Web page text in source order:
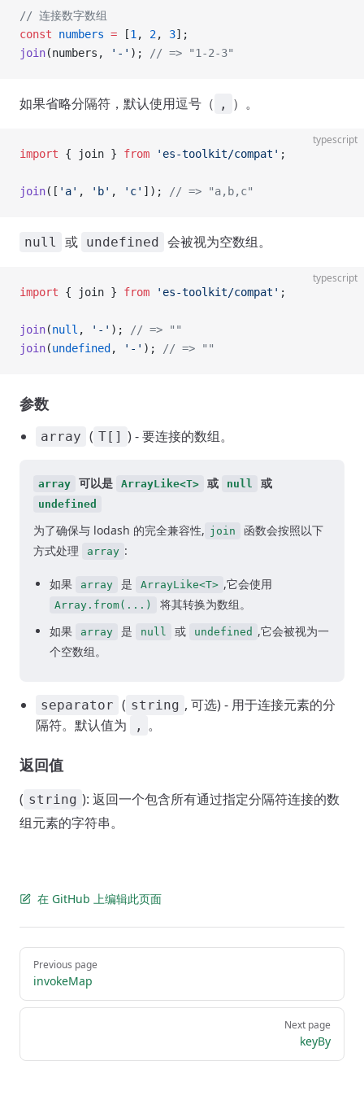
// 连接数字数组
const numbers = [1 , 2, 3];
join(numbers, '-' ); // => "1-2-3"
如果省略分隔符，默认使用逗号（ , ）。
typescript
import { join } from 'es-toolkit/compat' ;
join([ 'a' , 'b' , 'c' ]); // => "a,b,c"
null 或 undefined 会被视为空数组。
typescript
import { join } from 'es-toolkit/compat' ;
join(null , '-' );
// => ""
join(undefined , '-' ); // => ""
参数
array ( T[] ) - 要连接的数组。
array 可以是 ArrayLike<T> 或 null 或
undefined
为了确保与 lodash 的完全兼容性, join
函数会按照以下
方式处理
array :
如果 array 是 ArrayLike<T> ,它会使用
Array.from(...)
将其转换为数组。
如果
array 是 null 或 undefined ,它会被视为一
个空数组。
separator ( string , 可选) - 用于连接元素的分
隔符。默认值为
, 。
返回值
( string ): 返回一个包含所有通过指定分隔符连接的数
组元素的字符串。
在 GitHub 上编辑此页面
Pager
Previous page
invokeMap
Next page
keyBy